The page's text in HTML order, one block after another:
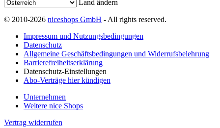
Land ändern
© 2010-2026 niceshops GmbH - All rights reserved.
Impressum und Nutzungsbedingungen
Datenschutz
Allgemeine Geschäftsbedingungen und Widerrufsbelehrung
Barrierefreiheitserklärung
Datenschutz-Einstellungen
Abo-Verträge hier kündigen
Unternehmen
Weitere nice Shops
Vertrag widerrufen